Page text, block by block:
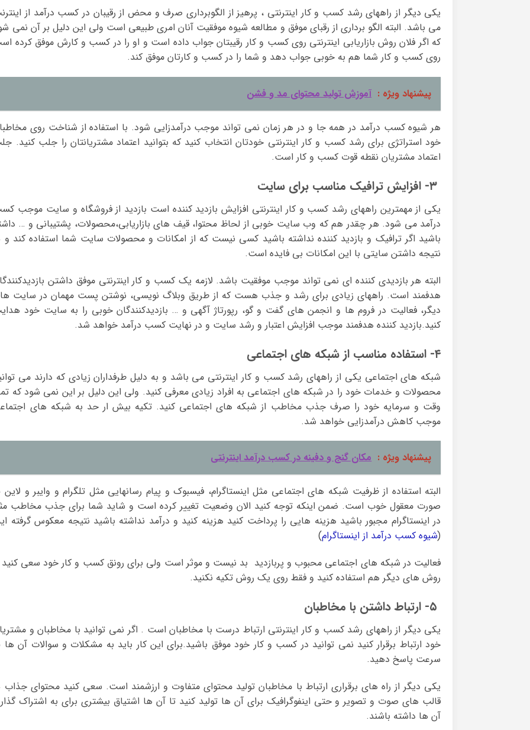
یکی دیگر از راههای رشد کسب و کار اینترنتی ، پرهیز از الگوبرداری صرف و محض از رقیبان در کسب درآمد از
می باشد. البته الگو برداری از رقبای موفق و مطالعه شیوه موفقیت آنان امری طبیعی است ولی این دلیل بر آن نمی
که اگر فلان روش بازاریابی اینترنتی روی کسب و کار رقیبتان جواب داده است و او را در کسب و کارش موفق کرده
روی کسب و کار شما هم به خوبی جواب دهد و شما را در کسب و کارتان موفق کند.
پیشنهاد ویژه : آموزش تولید محتوای مد و فشن
هر شیوه کسب درآمد در همه جا و در هر زمان نمی تواند موجب درآمدزایی شود. با استفاده از شناخت روی
خود استراتژی برای رشد کسب و کار اینترنتی خودتان انتخاب کنید که بتوانید اعتماد مشتریانتان را جلب کنید.
اعتماد مشتریان نقطه قوت کسب و کار است.
یکی از مهمترین راههای رشد کسب و کار اینترنتی افزایش بازدید کننده است بازدید از فروشگاه و سایت موجب
درآمد می شود. هر چقدر هم که وب سایت خوبی از لحاظ محتوا، قیف های بازاریابی،محصولات، پشتیبانی و …
باشید اگر ترافیک و بازدید کننده نداشته باشید کسی نیست که از امکانات و محصولات سایت شما استفاده کند و
نتیجه داشتن سایتی با این امکانات بی فایده است.
البته هر بازدیدی کننده ای نمی تواند موجب موفقیت باشد. لازمه یک کسب و کار اینترنتی موفق داشتن
هدفمند است. راههای زیادی برای رشد و جذب هست که از طریق وبلاگ نویسی، نوشتن پست مهمان در سایت
دیگر، فعالیت در فروم ها و انجمن های گفت و گو، رپورتاژ آگهی و … بازدیدکنندگان خوبی را به سایت خود
کنید.بازدید کننده هدفمند موجب افزایش اعتبار و رشد سایت و در نهایت کسب درآمد خواهد شد.
۴- استفاده مناسب از شبکه های اجتماعی
شبکه های اجتماعی یکی از راههای رشد کسب و کار اینترنتی می باشد و به دلیل طرفداران زیادی که دارند می
محصولات و خدمات خود را در شبکه های اجتماعی به افراد زیادی معرفی کنید. ولی این دلیل بر این نمی شود که
وقت و سرمایه خود را صرف جذب مخاطب از شبکه های اجتماعی کنید. تکیه بیش ار حد به شبکه های
موجب کاهش درآمدزایی خواهد شد.
پیشنهاد ویژه : مکان گنج و دفینه در کسب درآمد اینترنتی
البته استفاده از ظرفیت شبکه های اجتماعی مثل اینستاگرام، فیسبوک و پیام رسانهایی مثل تلگرام و وایبر و لاین
صورت معقول خوب است. ضمن اینکه توجه کنید الان وضعیت تغییر کرده است و شاید شما برای جذب مخاطب
در اینستاگرام مجبور باشید هزینه هایی را پرداخت کنید هزینه کنید و درآمد نداشته باشید نتیجه معکوس گرفته
(شیوه کسب درآمد از اینستاگرام)
فعالیت در شبکه های اجتماعی محبوب و پربازدید بد نیست و موثر است ولی برای رونق کسب و کار خود سعی کنید
روش های دیگر هم استفاده کنید و فقط روی یک روش تکیه نکنید.
یکی دیگر از راههای رشد کسب و کار اینترنتی ارتباط درست با مخاطبان است . اگر نمی توانید با مخاطبان و
خود ارتباط برقرار کنید نمی توانید در کسب و کار خود موفق باشید.برای این کار باید به مشکلات و سوالات آن ها
سرعت پاسخ دهید.
یکی دیگر از راه های برقراری ارتباط با مخاطبان تولید محتوای متفاوت و ارزشمند است. سعی کنید محتوای جذاب
قالب های صوت و تصویر و حتی اینفوگرافیک برای آن ها تولید کنید تا آن ها اشتیاق بیشتری برای به اشتراک
آن ها داشته باشند.